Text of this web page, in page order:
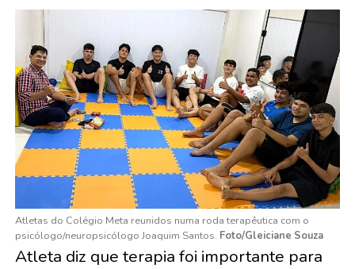
Atletas do Colégio Meta reunidos numa roda terapêutica com o
psicólogo/neuropsicólogo Joaquim Santos. Foto/Gleiciane Souza
Atleta diz que terapia foi importante para